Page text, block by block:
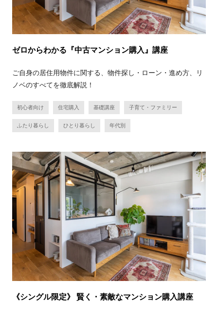
ゼロからわかる『中古マンション購入』講座
ご自身の居住用物件に関する、物件探し・ローン・進め方、リ
ノベのすべてを徹底解説！
初心者向け 住宅購入 基礎講座 子育て・ファミリー
ふたり暮らし ひとり暮らし 年代別
《シングル限定》 賢く・素敵なマンション購入講座